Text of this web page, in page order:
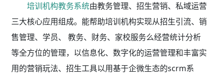
培训机构教务系统由教务管理、招生营销、私域运营
三大核心应用组成。能帮助培训机构实现从招生引流、销
售管理、学员、 教务、财务、家校服务么经营统计分析
等全方位的管理，以信息化、数字化的运营管理和丰富实
用的营销玩法、招生工具以用基于企微生态的scrm系